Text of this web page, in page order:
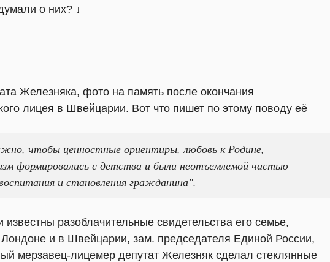
о них? ↓
Железняка, фото на память после окончания
лицея в Швейцарии. Вот что пишет по этому поводу её
чтобы ценностные ориентиры, любовь к Родине,
формировались с детства и были неотъемлемой частью
и становления гражданина".
известны разоблачительные свидетельства его семье,
и в Швейцарии, зам. председателя Единой России,
мерзавец-лицемер депутат Железняк сделал стеклянные